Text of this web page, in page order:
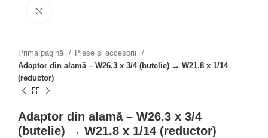
Prima pagină
Piese și accesorii
Adaptor din alamă – W26.3 x 3/4 (butelie) → W21.8 x 1/14
(reductor)
Adaptor din alamă – W26.3 x 3/4
(butelie) → W21.8 x 1/14 (reductor)